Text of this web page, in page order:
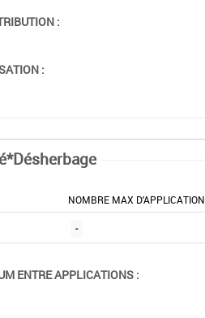
:
:
NOMBRE MAX D'APPLICATION
-
ENTRE APPLICATIONS :